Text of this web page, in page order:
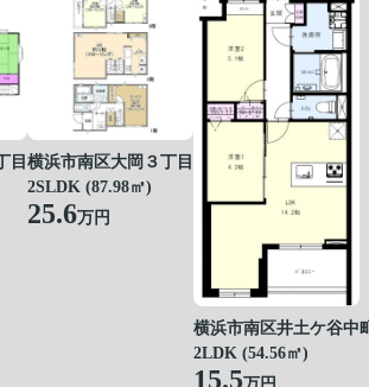
目横浜市南区大岡３丁目
2SLDK (87.98㎡)
25.6万円
横浜市南区井土ケ谷中
2LDK (54.56㎡)
15.5